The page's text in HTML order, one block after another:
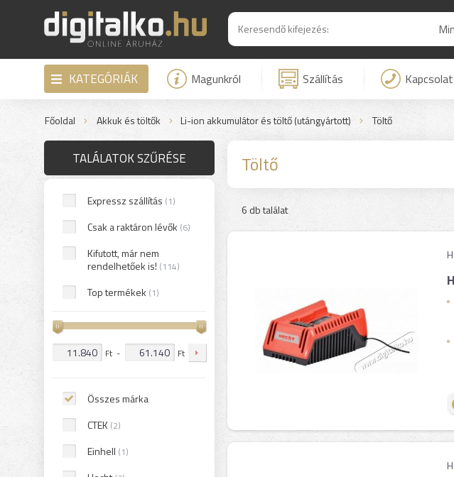
KATEGÓRIÁK Magunkról Szállítás Kapcsolat
Főoldal Akkuk és töltők Li-ion akkumulátor és töltő (utángyártott) Töltő
TALÁLATOK SZŰRÉSE
Expressz szállítás (1)
Csak a raktáron lévők (6)
Kifutott, már nem
rendelhetőek is! (114)
Top termékek (1)
Ft - Ft
Összes márka
CTEK (2)
Einhell (1)
Töltő
6 db találat